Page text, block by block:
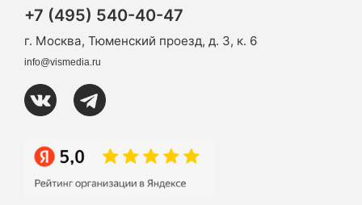
+7 (495) 540-40-47
г. Москва, Тюменский проезд, д. 3, к. 6
info@vismedia.ru